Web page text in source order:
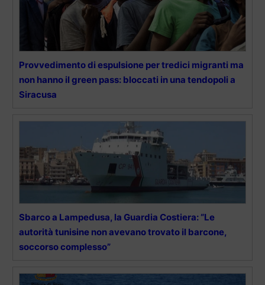
Provvedimento di espulsione per tredici migranti ma
non hanno il green pass: bloccati in una tendopoli a
Siracusa
Sbarco a Lampedusa, la Guardia Costiera: “Le
autorità tunisine non avevano trovato il barcone,
soccorso complesso”